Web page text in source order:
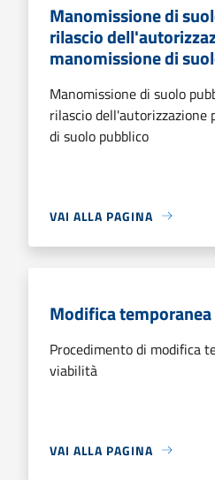
Manomissione di
rilascio
manomissione di
Manomissione di suolo
rilascio dell'autorizzazione
di suolo pubblico
VAI ALLA PAGINA
Modifica
Procedimento di modifica
viabilità
VAI ALLA PAGINA